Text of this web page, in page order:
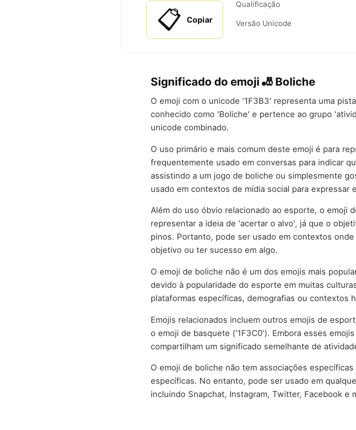
📋 Copiar
Qualificação
Versão Unicode
Significado do emoji 🎳 Boliche
O emoji com o unicode '1F3B3' representa uma
conhecido como 'Boliche' e pertence ao grupo
unicode combinado.
O uso primário e mais comum deste emoji é para
frequentemente usado em conversas para indicar
assistindo a um jogo de boliche ou simplesmente
usado em contextos de mídia social para expressar
Além do uso óbvio relacionado ao esporte, o emoji
representar a ideia de 'acertar o alvo', já que o
pinos. Portanto, pode ser usado em contextos
objetivo ou ter sucesso em algo.
O emoji de boliche não é um dos emojis mais
devido à popularidade do esporte em muitas
plataformas específicas, demografias ou contextos
Emojis relacionados incluem outros emojis de
o emoji de basquete ('1F3C0'). Embora esses
compartilham um significado semelhante de
O emoji de boliche não tem associações
específicas. No entanto, pode ser usado em
incluindo Snapchat, Instagram, Twitter, Facebook e